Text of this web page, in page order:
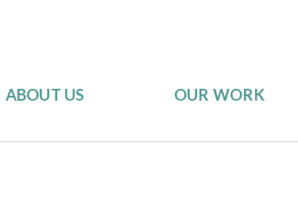
ABOUT US OUR WORK